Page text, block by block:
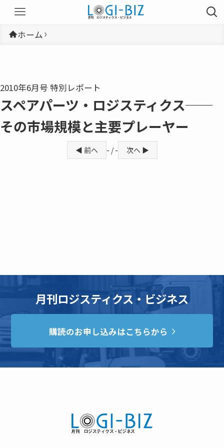
ホーム
2010年6月号 特別レポート
スペアパーツ・ロジスティクス──
その市場規模と主要プレーヤー
◀ 前へ - / - 次へ ▶
月刊ロジスティクス・ビジネス
購読のお申し込みはこちらから